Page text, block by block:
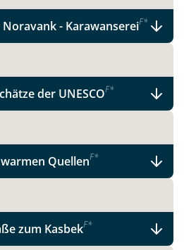
- KarawansereiF*
der UNESCOF*
QuellenF*
zum KasbekF*